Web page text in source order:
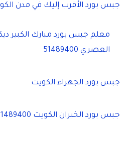
جبس بورد الأقرب إليك في مدن
معلم جبس بورد مبارك الكبير
العصري 51489400
جبس بورد الجهراء الكويت
جبس بورد الخيران الكويت 51489400